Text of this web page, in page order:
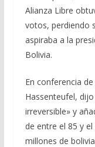
Alianza Libre
votos, perdiendo
aspiraba a la
Bolivia.
En conferencia
Hassenteufel,
irreversible» y
de entre el 85 y
millones de